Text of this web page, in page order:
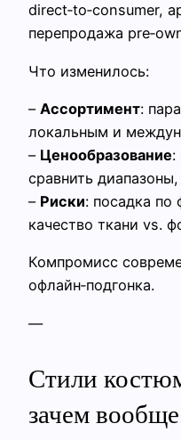
direct‑to‑consumer,
перепродажа
Что изменилось:
– Ассортимент:
локальным и
– Ценообразование:
сравнить
– Риски: посадка по
качество ткани vs.
Компромисс
офлайн‑подгонка.
—
Стили
зачем вообще